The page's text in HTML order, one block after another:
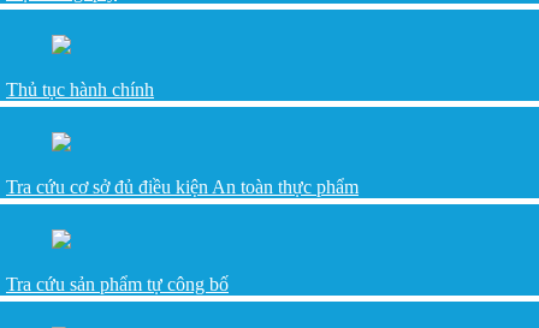
Thủ tục hành chính
Tra cứu cơ sở đủ điều kiện An toàn thực phẩm
Tra cứu sản phẩm tự công bố